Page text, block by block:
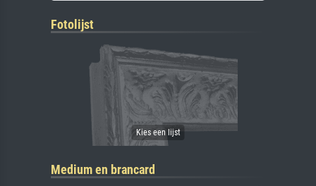
Fotolijst
Medium en brancard